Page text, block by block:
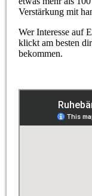
Verstärkung mit
Wer Interesse auf
klickt am besten
bekommen.